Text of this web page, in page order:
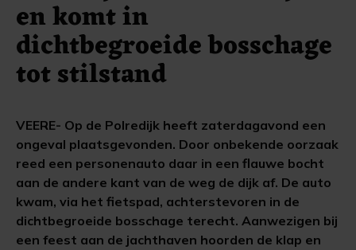
en komt in
dichtbegroeide bosschage
tot stilstand
VEERE- Op de Polredijk heeft zaterdagavond een
ongeval plaatsgevonden. Door onbekende oorzaak
reed een personenauto daar in een flauwe bocht
aan de andere kant van de weg de dijk af. De auto
kwam, via het fietspad, achterstevoren in de
dichtbegroeide bosschage terecht. Aanwezigen bij
een feest aan de jachthaven hoorden de klap en